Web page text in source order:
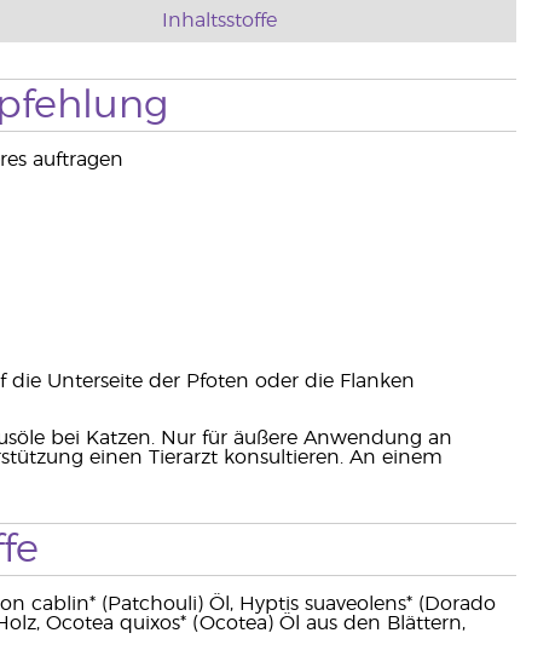
Inhaltsstoffe
auftragen
die Unterseite der Pfoten oder die Flanken
bei Katzen. Nur für äußere Anwendung an
einen Tierarzt konsultieren. An einem
cablin* (Patchouli) Öl, Hyptis suaveolens* (Dorado
Ocotea quixos* (Ocotea) Öl aus den Blättern,